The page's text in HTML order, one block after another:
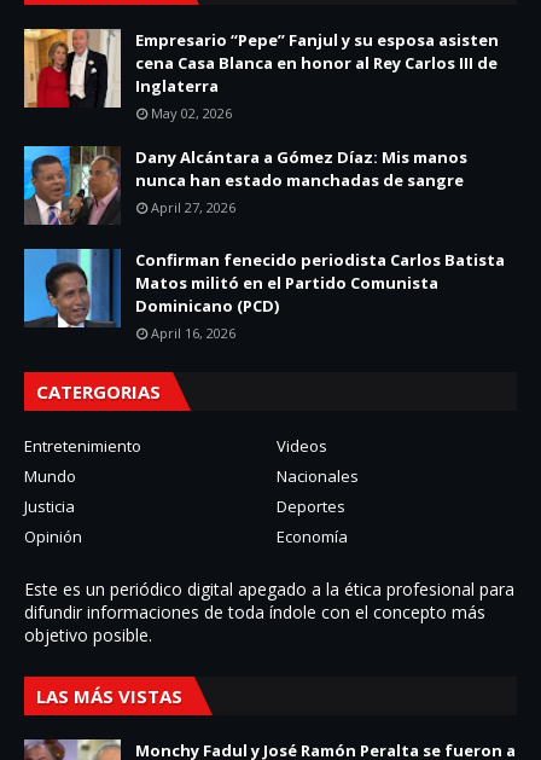
Empresario “Pepe” Fanjul y su esposa asisten
cena Casa Blanca en honor al Rey Carlos III de
Inglaterra
May 02, 2026
Dany Alcántara a Gómez Díaz: Mis manos
nunca han estado manchadas de sangre
April 27, 2026
Confirman fenecido periodista Carlos Batista
Matos militó en el Partido Comunista
Dominicano (PCD)
April 16, 2026
CATERGORIAS
Entretenimiento
Videos
Mundo
Nacionales
Justicia
Deportes
Opinión
Economía
Este es un periódico digital apegado a la ética profesional para
difundir informaciones de toda í­ndole con el concepto más
objetivo posible.
LAS MÁS VISTAS
Monchy Fadul y José Ramón Peralta se fueron a